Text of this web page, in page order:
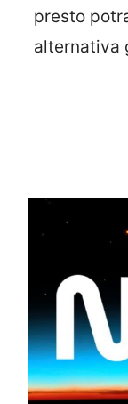
presto
alternativa